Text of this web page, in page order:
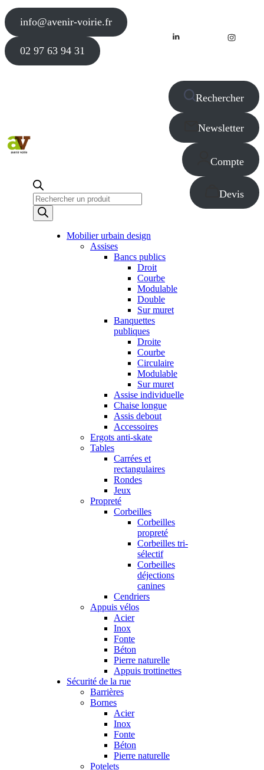
info@avenir-voirie.fr
02 97 63 94 31
Recherche
de
produits
Rechercher
Newsletter
Compte
Devis
Mobilier urbain design
Assises
Bancs publics
Droit
Courbe
Modulable
Double
Sur muret
Banquettes
publiques
Droite
Courbe
Circulaire
Modulable
Sur muret
Assise individuelle
Chaise longue
Assis debout
Accessoires
Ergots anti-skate
Tables
Carrées et
rectangulaires
Rondes
Jeux
Propreté
Corbeilles
Corbeilles
propreté
Corbeilles tri-
sélectif
Corbeilles
déjections
canines
Cendriers
Appuis vélos
Acier
Inox
Fonte
Béton
Pierre naturelle
Appuis trottinettes
Sécurité de la rue
Barrières
Bornes
Acier
Inox
Fonte
Béton
Pierre naturelle
Potelets